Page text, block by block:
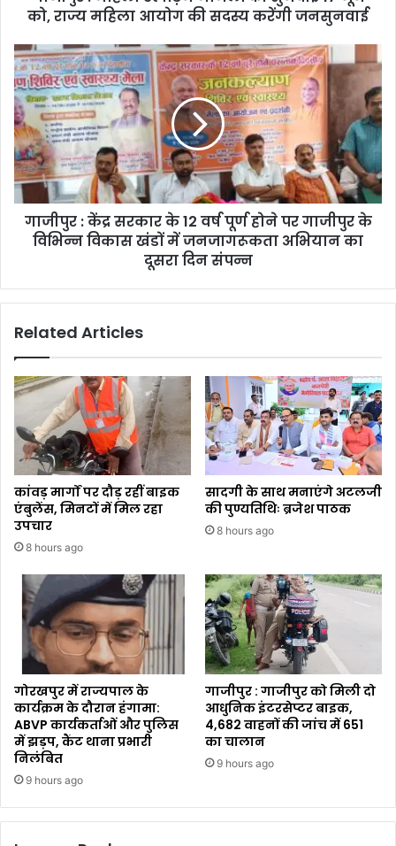
को, राज्य महिला आयोग की सदस्य करेंगी जनसुनवाई
गाजीपुर : केंद्र सरकार के 12 वर्ष पूर्ण होने पर गाजीपुर के
विभिन्न विकास खंडों में जनजागरूकता अभियान का
दूसरा दिन संपन्न
Related Articles
कांवड़ मार्गों पर दौड़ रहीं बाइक
एंबुलेंस, मिनटों में मिल रहा
उपचार
8 hours ago
सादगी के साथ मनाएंगे अटलजी
की पुण्यतिथिः ब्रजेश पाठक
8 hours ago
गोरखपुर में राज्यपाल के
कार्यक्रम के दौरान हंगामा:
ABVP कार्यकर्ताओं और पुलिस
में झड़प, कैंट थाना प्रभारी
निलंबित
9 hours ago
गाजीपुर : गाजीपुर को मिली दो
आधुनिक इंटरसेप्टर बाइक,
4,682 वाहनों की जांच में 651
का चालान
9 hours ago